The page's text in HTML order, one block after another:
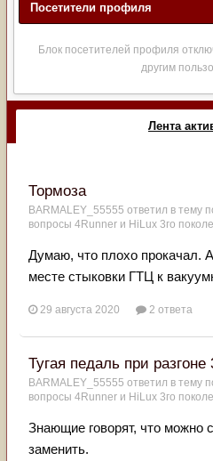
Посетители профиля
Блок посетителей профиля
другим
Лента
Тормоза
BARMALEY_55555 ответил в тему
вопросы 4Runner и HiLux 3го
Думаю, что плохо прокачал.
месте стыковки ГТЦ к
29 августа 2020 2 ответа
Тугая педаль при разгоне
BARMALEY_55555 ответил в тему
вопросы 4Runner и HiLux 3го
Знающие говорят, что можно
заменить.